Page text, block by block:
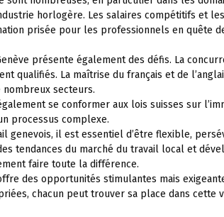
horlogère. Les salaires compétitifs et
prisée pour les professionnels en quête
présente également des défis. La
qualifiés. La maîtrise du français et de
secteurs.
se conformer aux lois suisses sur
processus complexe.
genevois, il est essentiel d’être flexible,
tendances du marché du travail local et
faire toute la différence.
des opportunités stimulantes mais
chacun peut trouver sa place dans cette